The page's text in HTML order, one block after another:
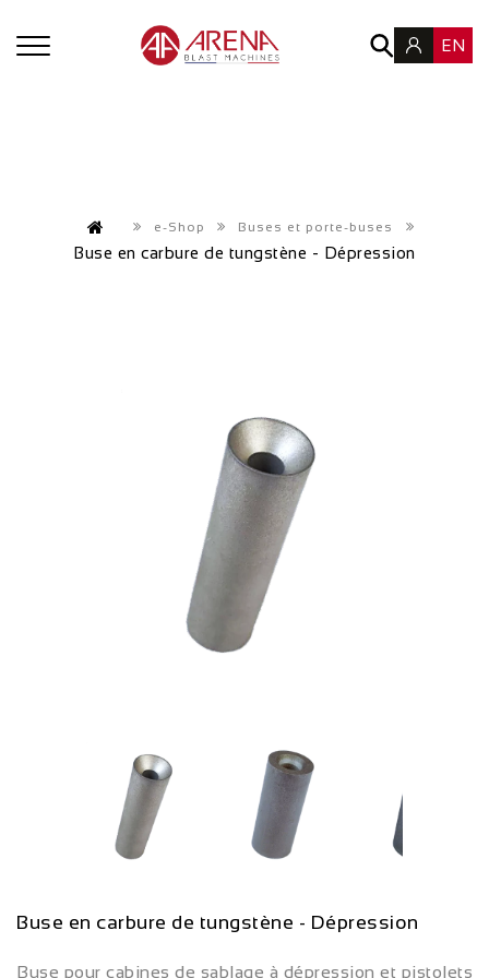
EN
e-Shop Buses et porte-buses
Buse en carbure de tungstène - Dépression
Buse en carbure de tungstène - Dépression
Buse pour cabines de sablage à dépression et pistolets